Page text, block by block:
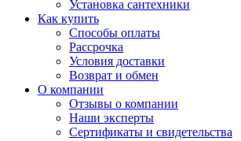
Установка сантехники
Как купить
Способы оплаты
Рассрочка
Условия доставки
Возврат и обмен
О компании
Отзывы о компании
Наши эксперты
Сертификаты и свидетельства